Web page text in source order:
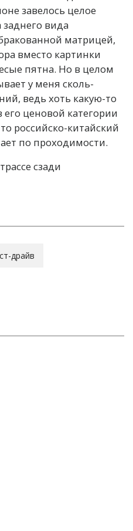
завелось целое
заднего вида
матрицей,
вместо картинки
пятна. Но в целом
у меня сколь-
ведь хоть какую-то
ценовой категории
российско-китайский
по проходимости.
драйв